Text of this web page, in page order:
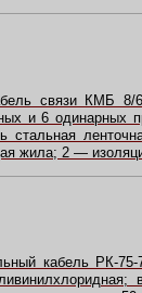
связи КМБ
и 6 одинарных
стальная
жила; 2 —
кабель РК-